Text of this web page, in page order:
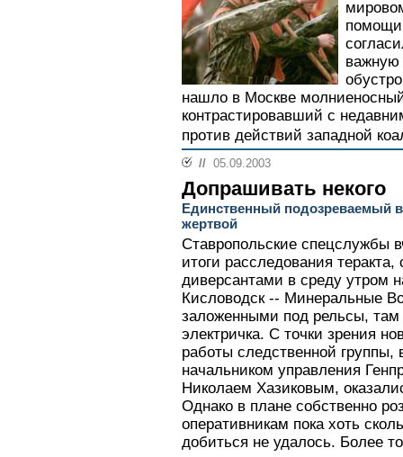
нашло в Москве
контрастировавший с
против действий западной
// 05.09.2003
Допрашивать некого
Единственный подозреваемый
жертвой
Ставропольские спецслужбы
итоги расследования
диверсантами в среду утром
Кисловодск -- Минеральные
заложенными под рельсы,
электричка. С точки зрения
работы следственной группы,
начальником управления
Николаем Хазиковым,
Однако в плане собственно
оперативникам пока хоть
добиться не удалось. Более